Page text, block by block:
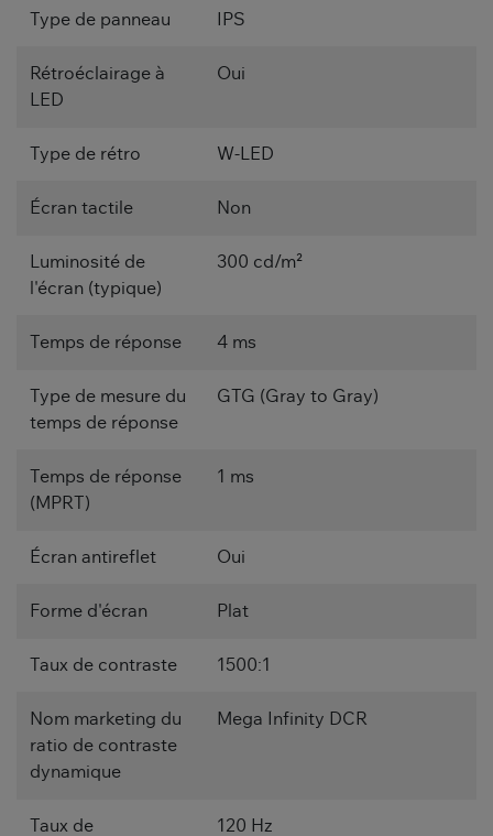
Type de panneau IPS
Rétroéclairage à
LED
Oui
Type de rétro W-LED
Écran tactile Non
Luminosité de
l'écran (typique)
300 cd/m²
Temps de réponse 4 ms
Type de mesure du
temps de réponse
GTG (Gray to Gray)
Temps de réponse
(MPRT)
1 ms
Écran antireflet Oui
Forme d'écran Plat
Taux de contraste 1500:1
Nom marketing du
ratio de contraste
dynamique
Mega Infinity DCR
Taux de
120 Hz